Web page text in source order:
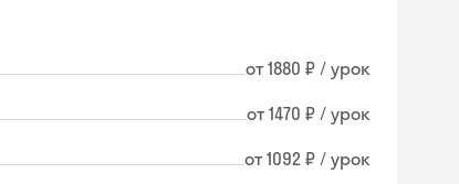
от 1880 ₽ / урок
от 1470 ₽ / урок
от 1092 ₽ / урок